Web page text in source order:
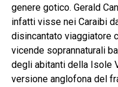
genere gotico. Gerald
infatti visse nei Caraibi
disincantato viaggiatore
vicende soprannaturali
degli abitanti della Isole
versione anglofona del